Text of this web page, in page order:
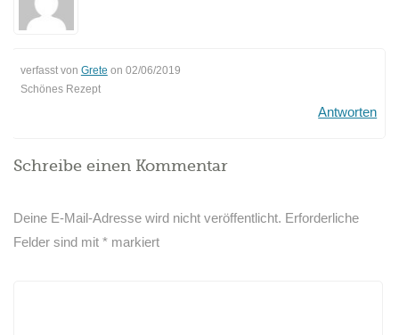
verfasst von Grete on 02/06/2019
Schönes Rezept
Antworten
Schreibe einen Kommentar
Deine E-Mail-Adresse wird nicht veröffentlicht. Erforderliche
Felder sind mit* markiert